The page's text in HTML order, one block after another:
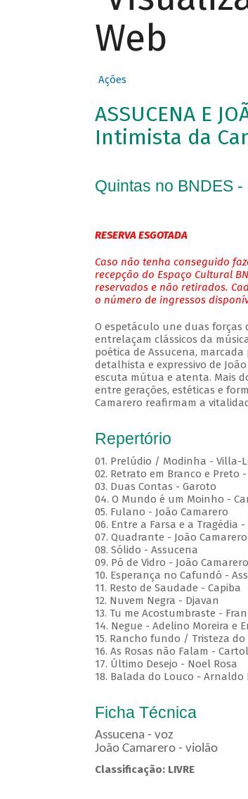
Web
Ações
ASSUCENA E
Intimista da
Quintas no BNDES
RESERVA ESGOTADA
Caso não tenha conseguido
recepção do Espaço Cultural
reservados e não retirados.
o número de ingressos
O espetáculo une duas forças
entrelaçam clássicos da
poética de Assucena,
detalhista e expressivo de
escuta mútua e atenta. Mais
entre gerações, estéticas e
Camarero reafirmam a
Repertório
01. Prelúdio / Modinha - Villa-
02. Retrato em Branco e Preto
03. Duas Contas - Garoto
04. O Mundo é um Moinho -
05. Fulano - João Camarero
06. Entre a Farsa e a Tragédia
07. Quadrante - João Camarero
08. Sólido - Assucena
09. Pó de Vidro - João Camarero
10. Esperança no Cafundó -
11. Resto de Saudade - Capiba
12. Nuvem Negra - Djavan
13. Tu me Acostumbraste -
14. Negue - Adelino Moreira e
15. Rancho fundo / Tristeza
16. As Rosas não Falam -
17. Último Desejo - Noel Rosa
18. Balada do Louco - Arnaldo
Ficha Técnica
Assucena - voz
João Camarero - violão
Classificação: LIVRE